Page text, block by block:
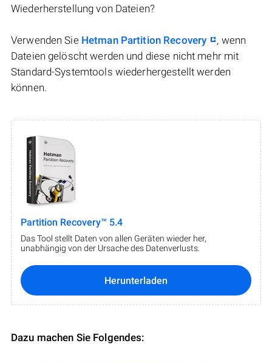
Wiederherstellung von Dateien?
Verwenden Sie Hetman Partition Recovery
, wenn
Dateien gelöscht werden und diese nicht mehr mit
Standard-Systemtools wiederhergestellt werden
können.
Partition Recovery™ 5.4
Das Tool stellt Daten von allen Geräten wieder her,
unabhängig von der Ursache des Datenverlusts.
Herunterladen
Dazu machen Sie Folgendes: